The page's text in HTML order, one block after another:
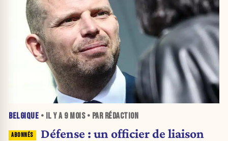
BELGIQUE • IL Y A 9 MOIS• PAR RÉDACTION
Défense : un officier de liaison